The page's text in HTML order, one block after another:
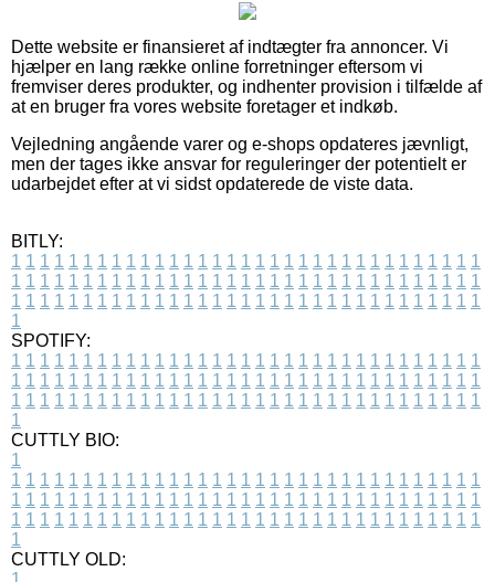
Dette website er finansieret af indtægter fra annoncer. Vi
hjælper en lang række online forretninger eftersom vi
fremviser deres produkter, og indhenter provision i tilfælde af
at en bruger fra vores website foretager et indkøb.
Vejledning angående varer og e-shops opdateres jævnligt,
men der tages ikke ansvar for reguleringer der potentielt er
udarbejdet efter at vi sidst opdaterede de viste data.
BITLY:
1 1 1 1 1 1 1 1 1 1 1 1 1 1 1 1 1 1 1 1 1 1 1 1 1 1 1 1 1 1 1 1 1
1 1 1 1 1 1 1 1 1 1 1 1 1 1 1 1 1 1 1 1 1 1 1 1 1 1 1 1 1 1 1 1 1
1 1 1 1 1 1 1 1 1 1 1 1 1 1 1 1 1 1 1 1 1 1 1 1 1 1 1 1 1 1 1 1 1
1
SPOTIFY:
1 1 1 1 1 1 1 1 1 1 1 1 1 1 1 1 1 1 1 1 1 1 1 1 1 1 1 1 1 1 1 1 1
1 1 1 1 1 1 1 1 1 1 1 1 1 1 1 1 1 1 1 1 1 1 1 1 1 1 1 1 1 1 1 1 1
1 1 1 1 1 1 1 1 1 1 1 1 1 1 1 1 1 1 1 1 1 1 1 1 1 1 1 1 1 1 1 1 1
1
CUTTLY BIO:
1
1 1 1 1 1 1 1 1 1 1 1 1 1 1 1 1 1 1 1 1 1 1 1 1 1 1 1 1 1 1 1 1 1
1 1 1 1 1 1 1 1 1 1 1 1 1 1 1 1 1 1 1 1 1 1 1 1 1 1 1 1 1 1 1 1 1
1 1 1 1 1 1 1 1 1 1 1 1 1 1 1 1 1 1 1 1 1 1 1 1 1 1 1 1 1 1 1 1 1
1
CUTTLY OLD: